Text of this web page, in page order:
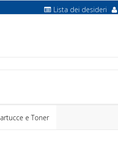
Lista dei desideri
e Toner